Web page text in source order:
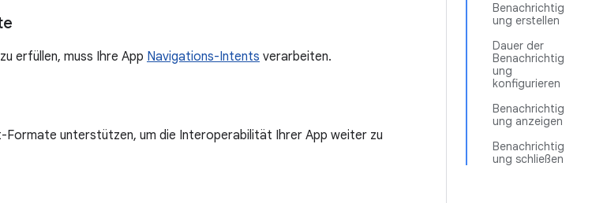
Benachrichtig
ung erstellen
Dauer der
Benachrichtig
ung
konfigurieren
Benachrichtig
ung anzeigen
Benachrichtig
ung schließen
erfüllen, muss Ihre App Navigations-Intents verarbeiten.
Formate unterstützen, um die Interoperabilität Ihrer App weiter zu